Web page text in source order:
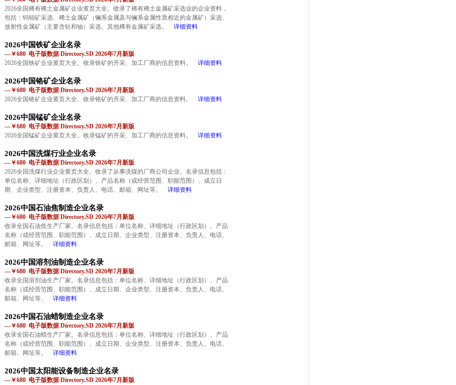
2026全国稀有稀土金属矿企业黄页大全。收录了稀有稀土金属矿采选业的企业资料，
包括：钨钼矿采选、稀土金属矿（镧系金属及与镧系金属性质相近的金属矿）采选、
放射性金属矿（主要含钍和铀）采选、其他稀有金属矿采选。
详细资料
2026中国铁矿企业名录
—￥680 电子版数据 Directory.SD 2026年7月新版
2026全国铁矿企业黄页大全。收录铁矿的开采、加工厂商的信息资料。
详细资料
2026中国铬矿企业名录
—￥680 电子版数据 Directory.SD 2026年7月新版
2026全国铬矿企业黄页大全。收录铬矿的开采、加工厂商的信息资料。
详细资料
2026中国锰矿企业名录
—￥680 电子版数据 Directory.SD 2026年7月新版
2026全国锰矿企业黄页大全。收录锰矿的开采、加工厂商的信息资料。
详细资料
2026中国洗煤行业企业名录
—￥680 电子版数据 Directory.SD 2026年7月新版
2026全国洗煤行业企业黄页大全。收录了从事洗煤的厂商公司企业。名录信息包括：
单位名称、详细地址（行政区划）、产品名称（或经营范围、职能范围）、成立日
期、企业类型、注册资本、负责人、电话、邮箱、网址等。
详细资料
2026中国石油焦制造企业名录
—￥680 电子版数据 Directory.SD 2026年7月新版
收录全国石油焦生产厂家。名录信息包括：单位名称、详细地址（行政区划）、产品
名称（或经营范围、职能范围）、成立日期、企业类型、注册资本、负责人、电话、
邮箱、网址等。
详细资料
2026中国溶剂油制造企业名录
—￥680 电子版数据 Directory.SD 2026年7月新版
收录全国溶剂油生产厂家。名录信息包括：单位名称、详细地址（行政区划）、产品
名称（或经营范围、职能范围）、成立日期、企业类型、注册资本、负责人、电话、
邮箱、网址等。
详细资料
2026中国石油蜡制造企业名录
—￥680 电子版数据 Directory.SD 2026年7月新版
收录全国石油蜡生产厂家。名录信息包括：单位名称、详细地址（行政区划）、产品
名称（或经营范围、职能范围）、成立日期、企业类型、注册资本、负责人、电话、
邮箱、网址等。
详细资料
2026中国太阳能设备制造企业名录
—￥680 电子版数据 Directory.SD 2026年7月新版